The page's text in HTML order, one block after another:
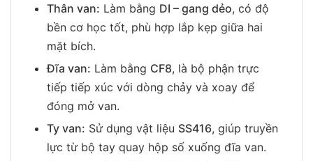
Thân van: Làm bằng DI – gang dẻo, có độ
bền cơ học tốt, phù hợp lắp kẹp giữa hai
mặt bích.
Đĩa van: Làm bằng CF8, là bộ phận trực
tiếp tiếp xúc với dòng chảy và xoay để
đóng mở van.
Ty van: Sử dụng vật liệu SS416, giúp truyền
lực từ bộ tay quay hộp số xuống đĩa van.